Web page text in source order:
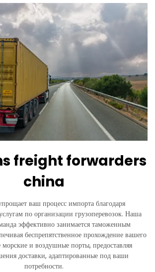
freight forwarders
china
ваш процесс импорта благодаря
по организации грузоперевозок. Наша
эффективно занимается таможенным
беспрепятственное прохождение вашего
морские и воздушные порты, предоставляя
доставки, адаптированные под ваши
потребности.